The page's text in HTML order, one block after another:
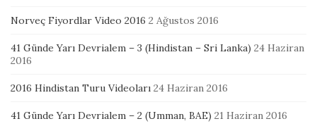
Norveç Fiyordlar Video 2016 2 Ağustos 2016
41 Günde Yarı Devrialem – 3 (Hindistan – Sri Lanka) 24 Haziran
2016
2016 Hindistan Turu Videoları 24 Haziran 2016
41 Günde Yarı Devrialem – 2 (Umman, BAE) 21 Haziran 2016